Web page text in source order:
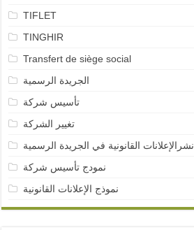
TIFLET
TINGHIR
Transfert de siège social
الجريدة الرسمية
تأسيس شركة
تغيير الشركة
نشرالإعلانات القانونية في الجريدة الرسمية
نمودج تأسيس شركة
نموذج الإعلانات القانونية